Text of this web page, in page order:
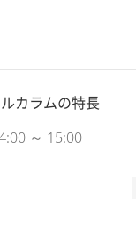
カラムの特長
～ 15:00